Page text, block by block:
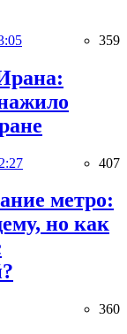
359
407
метро:
но как
360